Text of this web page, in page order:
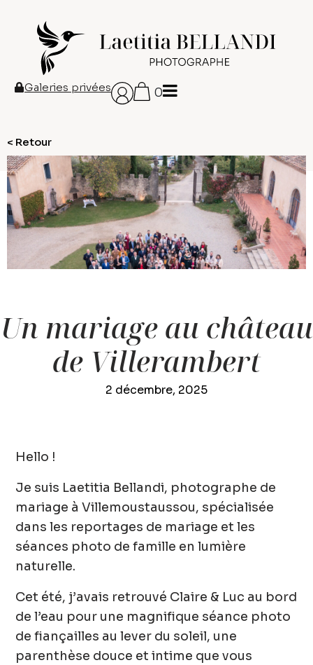
Galeries privées 0
< Retour
Un mariage au château
de Villerambert
2 décembre, 2025
Hello !
Je suis Laetitia Bellandi, photographe de
mariage à Villemoustaussou, spécialisée
dans les reportages de mariage et les
séances photo de famille en lumière
naturelle.
Cet été, j’avais retrouvé Claire & Luc au bord
de l’eau pour une magnifique séance photo
de fiançailles au lever du soleil, une
parenthèse douce et intime que vous